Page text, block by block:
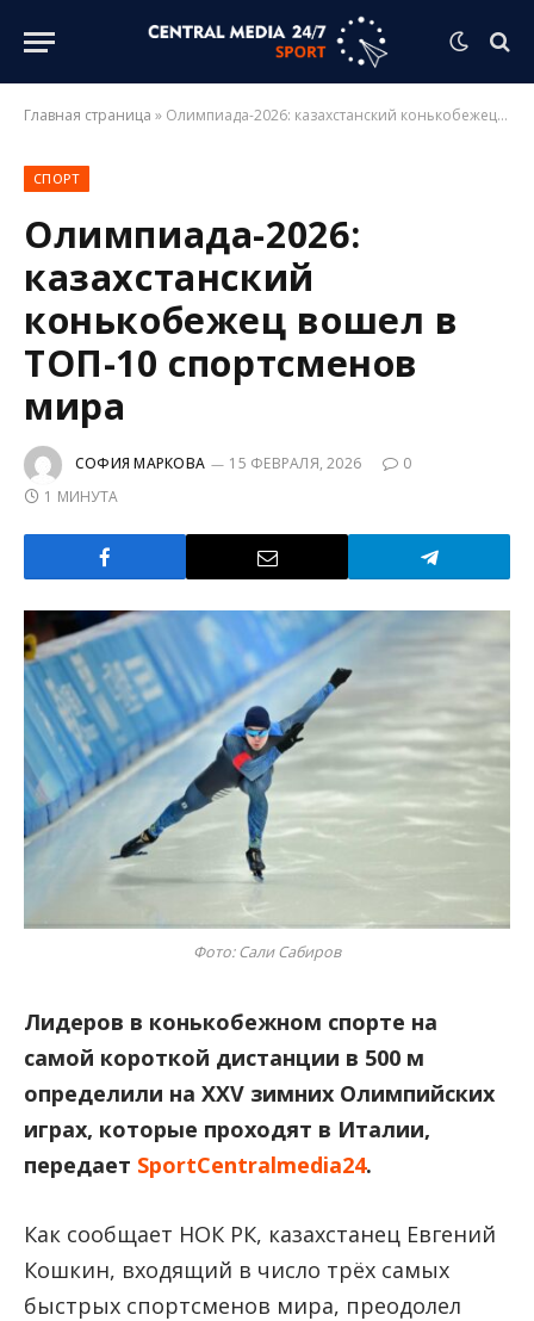
Главная страница » Олимпиада-2026: казахстанский конькобежец вошел в ТОП-10 спортсменов мира
СПОРТ
Олимпиада-2026:
казахстанский
конькобежец вошел в
ТОП-10 спортсменов
мира
СОФИЯ МАРКОВА 15 ФЕВРАЛЯ, 2026
0
1 МИНУТА
Фото: Сали Сабиров
Лидеров в конькобежном спорте на
самой короткой дистанции в 500 м
определили на XXV зимних Олимпийских
играх, которые проходят в Италии,
передает SportCentralmedia24.
Как сообщает НОК РК, казахстанец Евгений
Кошкин, входящий в число трёх самых
быстрых спортсменов мира, преодолел